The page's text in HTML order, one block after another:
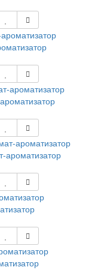
ароматизатор